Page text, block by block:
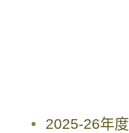
2025-26年度